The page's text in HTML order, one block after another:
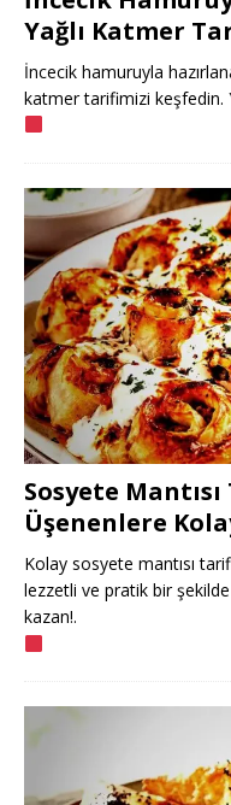
Yağlı Katmer
İncecik hamuruyla
katmer tarifimizi keşfedin.
Sosyete
Üşenenlere
Kolay sosyete mantısı
lezzetli ve pratik bir
kazan!.